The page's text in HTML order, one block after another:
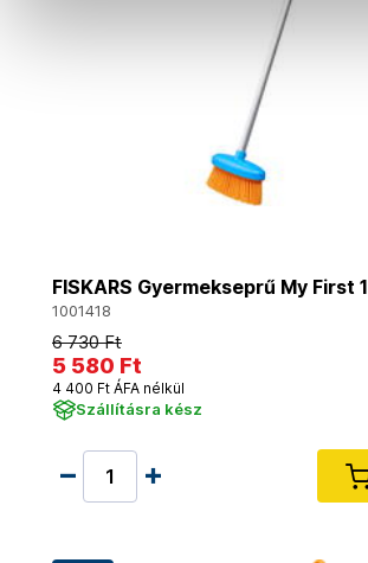
FISKARS Gyermekseprű My First
1001418
6 730 Ft
5 580 Ft
4 400 Ft ÁFA nélkül
Szállításra kész